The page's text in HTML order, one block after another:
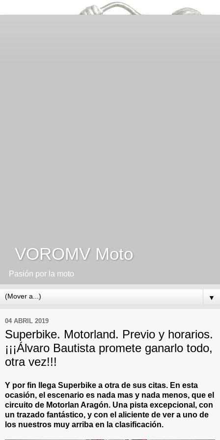
VOROMV Moto
Pasión por la moto
▼
04 ABRIL 2019
Superbike. Motorland. Previo y horarios.
¡¡¡Álvaro Bautista promete ganarlo todo,
otra vez!!!
Y por fin llega Superbike a otra de sus citas. En esta
ocasión, el escenario es nada mas y nada menos, que el
circuito de Motorlan Aragón. Una pista excepcional, con
un trazado fantástico, y con el aliciente de ver a uno de
los nuestros muy arriba en la clasificación.